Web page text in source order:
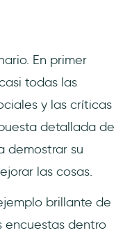
En primer
todas las
y las críticas
detallada de
demostrar su
las cosas.
brillante de
dentro